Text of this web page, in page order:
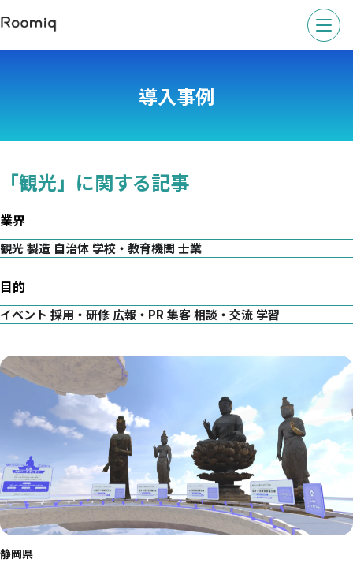
導入事例
「観光」に関する記事
業界
観光製造 自治体 学校・教育機関 士業
目的
イベント 採用・研修 広報・PR 集客相談・交流 学習
静岡県